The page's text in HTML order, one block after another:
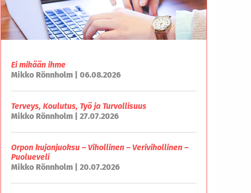
Ei mikään ihme
Mikko Rönnholm | 06.08.2026
Terveys, Koulutus, Työ ja Turvallisuus
Mikko Rönnholm | 27.07.2026
Orpon kujanjuoksu – Vihollinen – Verivihollinen –
Puolueveli
Mikko Rönnholm | 20.07.2026